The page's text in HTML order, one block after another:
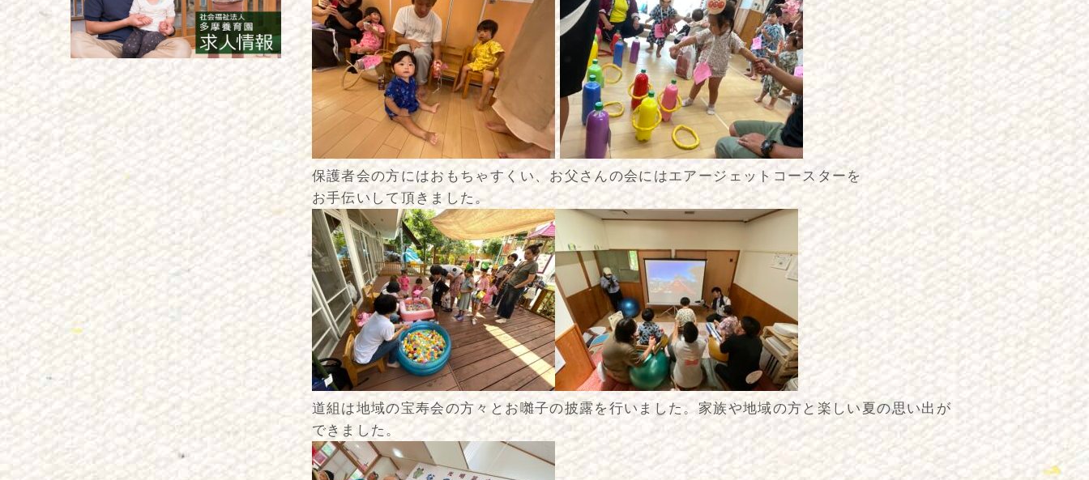
保護者会の方にはおもちゃすくい、お父さんの会にはエアージェットコースターを
お手伝いして頂きました。
道組は地域の宝寿会の方々とお囃子の披露を行いました。家族や地域の方と楽しい夏の思い出が
できました。